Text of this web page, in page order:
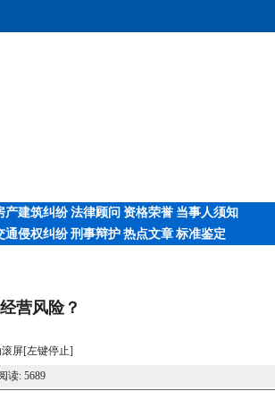
产建筑纠纷法律顾问 资格荣誉 当事人须知
通侵权纠纷 刑事辩护 热点文章 标准鉴定
营风险？
滚屏[左键停止]
读: 5689